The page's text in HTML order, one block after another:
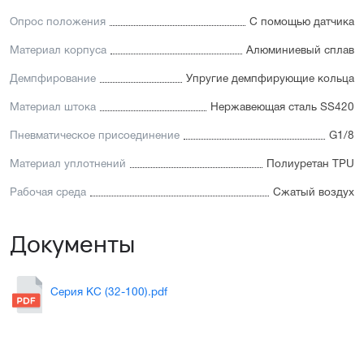
Опрос положения С помощью датчика
Материал корпуса Алюминиевый сплав
Демпфирование Упругие демпфирующие кольца
Материал штока Нержавеющая сталь SS420
Пневматическое присоединение G1/8
Материал уплотнений Полиуретан TPU
Рабочая среда Сжатый воздух
Документы
Серия KC (32-100).pdf